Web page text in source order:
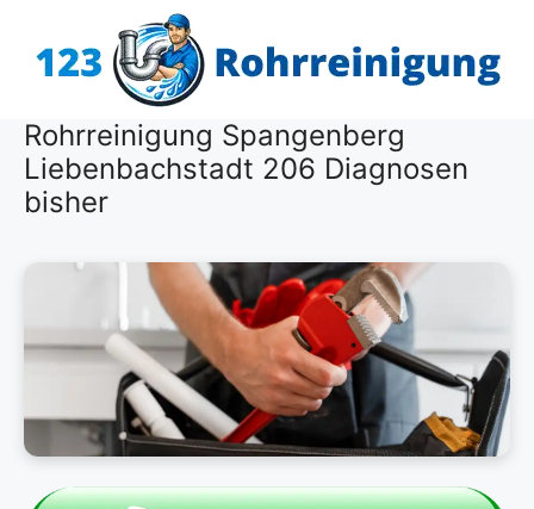
Inhalt
Rohrreinigung Spangenberg
Liebenbachstadt 206 Diagnosen
bisher